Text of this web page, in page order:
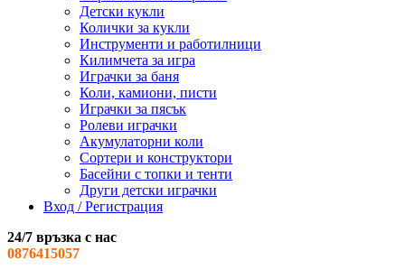
Детски кукли
Колички за кукли
Инструменти и работилници
Килимчета за игра
Играчки за баня
Коли, камиони, писти
Играчки за пясък
Ролеви играчки
Акумулаторни коли
Сортери и конструктори
Басейни с топки и тенти
Други детски играчки
Вход / Регистрация
24/7 връзка с нас
0876415057